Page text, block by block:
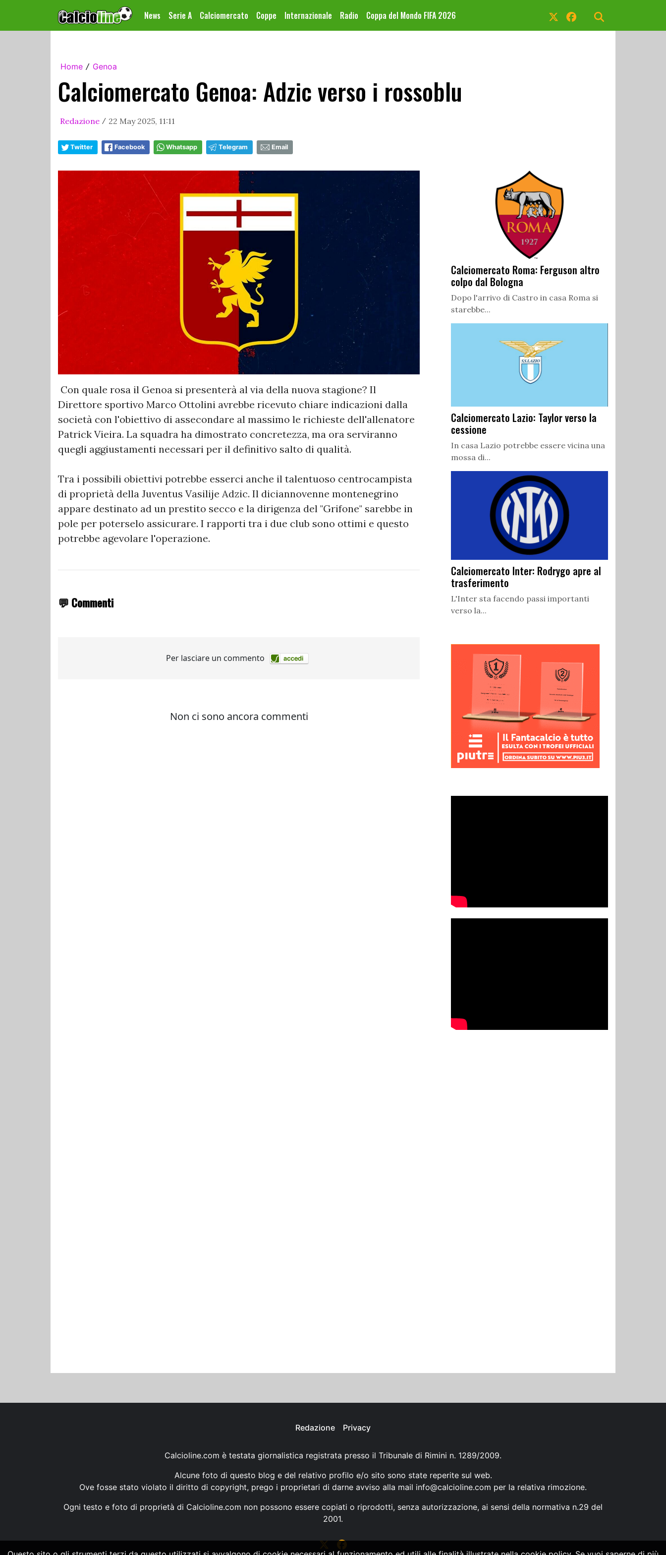
News Serie A Calciomercato Coppe Internazionale Radio Coppa del Mondo FIFA 2026
Home / Genoa
Calciomercato Genoa: Adzic verso i rossoblu
Redazione / 22 May 2025, 11:11
Twitter Facebook Whatsapp Telegram Email
Con quale rosa il Genoa si presenterà al via della nuova stagione? Il
Direttore sportivo Marco Ottolini avrebbe ricevuto chiare indicazioni dalla
società con l'obiettivo di assecondare al massimo le richieste dell'allenatore
Patrick Vieira. La squadra ha dimostrato concretezza, ma ora serviranno
quegli aggiustamenti necessari per il definitivo salto di qualità.
Tra i possibili obiettivi potrebbe esserci anche il talentuoso centrocampista
di proprietà della Juventus Vasilije Adzic. Il diciannovenne montenegrino
appare destinato ad un prestito secco e la dirigenza del "Grifone" sarebbe in
pole per poterselo assicurare. I rapporti tra i due club sono ottimi e questo
potrebbe agevolare l'operazione.
💬 Commenti
Calciomercato Roma: Ferguson altro
colpo dal Bologna
Dopo l'arrivo di Castro in casa Roma si
starebbe...
Calciomercato Lazio: Taylor verso la
cessione
In casa Lazio potrebbe essere vicina una
mossa di...
Calciomercato Inter: Rodrygo apre al
trasferimento
L'Inter sta facendo passi importanti
verso la...
Redazione Privacy
Calcioline.com è testata giornalistica registrata presso il Tribunale di Rimini n. 1289/2009.
Alcune foto di questo blog e del relativo profilo e/o sito sono state reperite sul web.
Ove fosse stato violato il diritto di copyright, prego i proprietari di darne avviso alla mail info@calcioline.com per la relativa rimozione.
Ogni testo e foto di proprietà di Calcioline.com non possono essere copiati o riprodotti, senza autorizzazione, ai sensi della normativa n.29 del
2001.